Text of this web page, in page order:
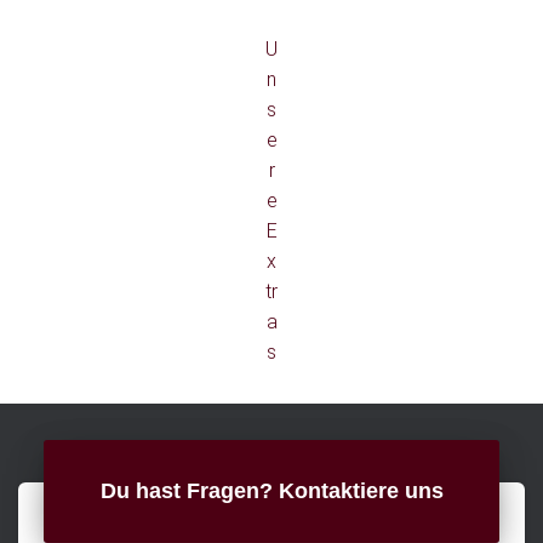
U
n
s
e
r
e
E
x
tr
a
s
Du hast Fragen? Kontaktiere uns